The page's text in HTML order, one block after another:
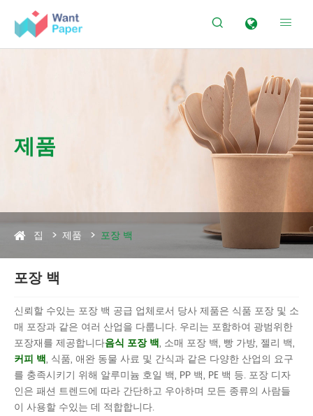
 
제품
집 제품 포장 백
포장 백
신뢰할 수있는 포장 백 공급 업체로서 당사 제품은 식품 포장 및 소
매 포장과 같은 여러 산업을 다룹니다. 우리는 포함하여 광범위한
포장재를 제공합니다음식 포장 백, 소매 포장 백, 빵 가방, 젤리 백,
커피 백, 식품, 애완 동물 사료 및 간식과 같은 다양한 산업의 요구
를 충족시키기 위해 알루미늄 호일 백, PP 백, PE 백 등. 포장 디자
인은 패션 트렌드에 따라 간단하고 우아하며 모든 종류의 사람들
이 사용할 수있는 데 적합합니다.